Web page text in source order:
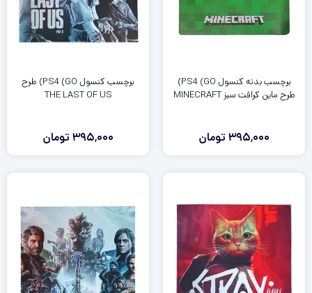
برچسب بدنه کنسول PS4 (GO)
طرح ماین کرافت سبز MINECRAFT
395,000 تومان
برچسب کنسول PS4 (GO) طرح
THE LAST OF US
395,000 تومان